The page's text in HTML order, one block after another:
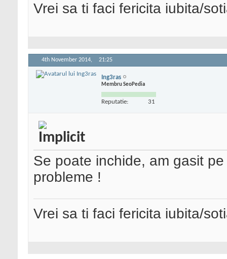
Vrei sa ti faci fericita iubita/
4th November 2014, 21:25
Ing3ras
Membru SeoPedia
Reputatie: 31
Se poate inchide, am gasit
probleme !
Vrei sa ti faci fericita iubita/